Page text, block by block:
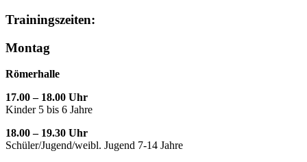
Trainingszeiten:
Montag
Römerhalle
17.00 – 18.00 Uhr
Kinder 5 bis 6 Jahre
18.00 – 19.30 Uhr
Schüler/Jugend/weibl. Jugend 7-14 Jahre